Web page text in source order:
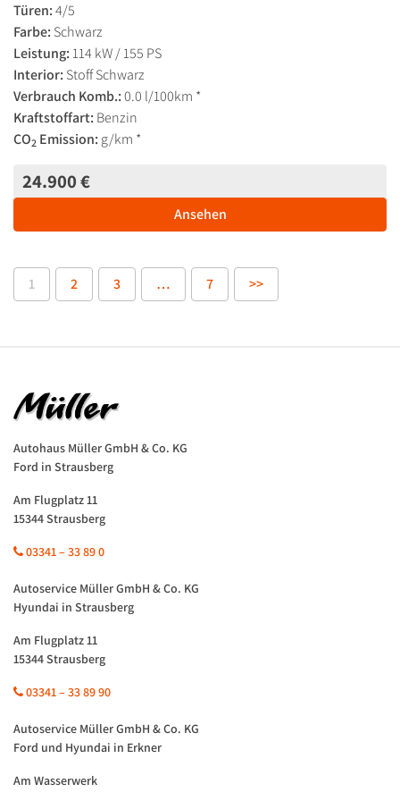
Türen:4/5
Farbe: Schwarz
Leistung: 114 kW / 155 PS
Interior: Stoff Schwarz
Verbrauch Komb.:0.0 l/100km *
Kraftstoffart: Benzin
CO2 Emission: g/km *
24.900 €
Ansehen
1 2 3 … 7 >>
Autohaus Müller GmbH & Co. KG
Ford in Strausberg
Am Flugplatz 11
15344 Strausberg
03341 – 33 89 0
Autoservice Müller GmbH & Co. KG
Hyundai in Strausberg
Am Flugplatz 11
15344 Strausberg
03341 – 33 89 90
Autoservice Müller GmbH & Co. KG
Ford und Hyundai in Erkner
Am Wasserwerk